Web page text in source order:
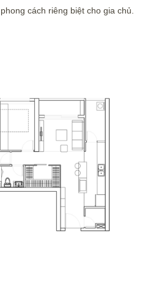
cách riêng biệt cho gia chủ.